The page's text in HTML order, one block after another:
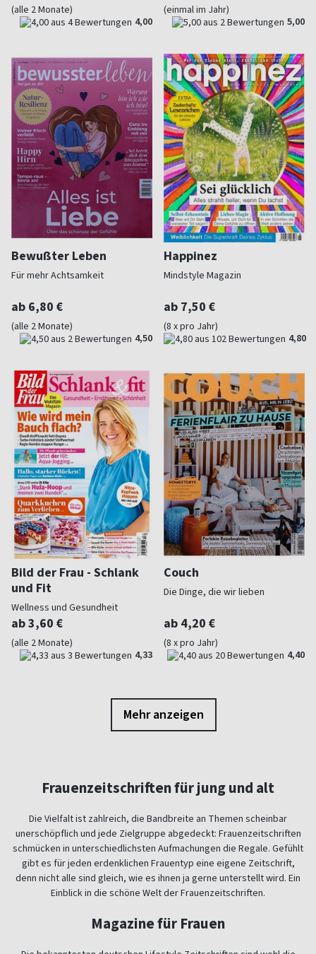
(alle 2 Monate)
4,00
(einmal im Jahr)
5,00
Bewußter Leben
Für mehr Achtsamkeit
ab 6,80 €
(alle 2 Monate)
4,50
Happinez
Mindstyle Magazin
ab 7,50 €
(8 x pro Jahr)
4,80
Bild der Frau - Schlank
und Fit
Wellness und Gesundheit
ab 3,60 €
(alle 2 Monate)
4,33
Couch
Die Dinge, die wir lieben
ab 4,20 €
(8 x pro Jahr)
4,40
Mehr anzeigen
Frauenzeitschriften für jung und alt
Die Vielfalt ist zahlreich, die Bandbreite an Themen scheinbar
unerschöpflich und jede Zielgruppe abgedeckt: Frauenzeitschriften
schmücken in unterschiedlichsten Aufmachungen die Regale. Gefühlt
gibt es für jeden erdenklichen Frauentyp eine eigene Zeitschrift,
denn nicht alle sind gleich, wie es ihnen ja gerne unterstellt wird. Ein
Einblick in die schöne Welt der Frauenzeitschriften.
Magazine für Frauen